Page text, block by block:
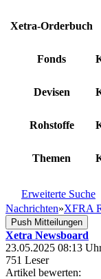
Xetra-Orderbuch
Fonds
Devisen
Rohstoffe
Themen
Erweiterte Suche
Nachrichten»XFRA
Push Mitteilungen
Xetra Newsboard
23.05.2025 08:13
751 Leser
Artikel bewerten: